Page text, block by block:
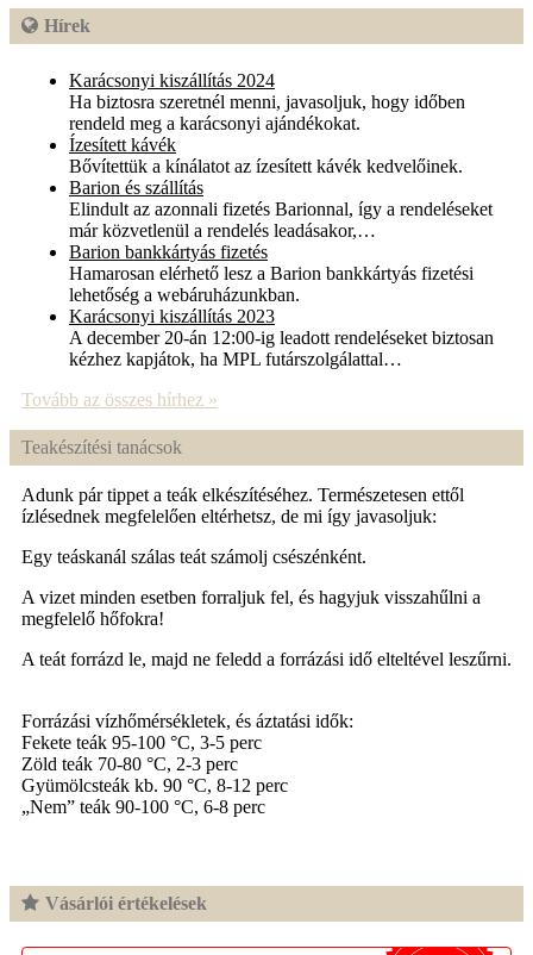
Hírek
Karácsonyi kiszállítás 2024
Ha biztosra szeretnél menni, javasoljuk, hogy időben
rendeld meg a karácsonyi ajándékokat.
Ízesített kávék
Bővítettük a kínálatot az ízesített kávék kedvelőinek.
Barion és szállítás
Elindult az azonnali fizetés Barionnal, így a rendeléseket
már közvetlenül a rendelés leadásakor,…
Barion bankkártyás fizetés
Hamarosan elérhető lesz a Barion bankkártyás fizetési
lehetőség a webáruházunkban.
Karácsonyi kiszállítás 2023
A december 20-án 12:00-ig leadott rendeléseket biztosan
kézhez kapjátok, ha MPL futárszolgálattal…
Tovább az összes hírhez »
Teakészítési tanácsok
Adunk pár tippet a teák elkészítéséhez. Természetesen ettől
ízlésednek megfelelően eltérhetsz, de mi így javasoljuk:
Egy teáskanál szálas teát számolj csészénként.
A vizet minden esetben forraljuk fel, és hagyjuk visszahűlni a
megfelelő hőfokra!
A teát forrázd le, majd ne feledd a forrázási idő elteltével leszűrni.
Forrázási vízhőmérsékletek, és áztatási idők:
Fekete teák 95-100 °C, 3-5 perc
Zöld teák 70-80 °C, 2-3 perc
Gyümölcsteák kb. 90 °C, 8-12 perc
„Nem” teák 90-100 °C, 6-8 perc
Vásárlói értékelések